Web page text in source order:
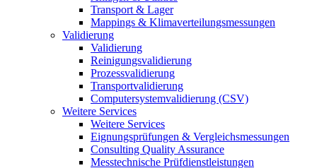
Transport & Lager
Mappings & Klimaverteilungsmessungen
Validierung
Validierung
Reinigungsvalidierung
Prozessvalidierung
Transportvalidierung
Computersystemvalidierung (CSV)
Weitere Services
Weitere Services
Eignungsprüfungen & Vergleichsmessungen
Consulting Quality Assurance
Messtechnische Prüfdienstleistungen